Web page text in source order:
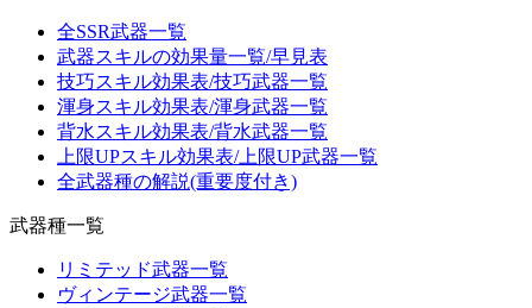
全SSR武器一覧
武器スキルの効果量一覧/早見表
技巧スキル効果表/技巧武器一覧
渾身スキル効果表/渾身武器一覧
背水スキル効果表/背水武器一覧
上限UPスキル効果表/上限UP武器一覧
全武器種の解説(重要度付き)
武器種一覧
リミテッド武器一覧
ヴィンテージ武器一覧